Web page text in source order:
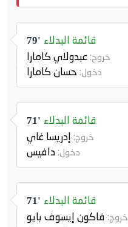
79' قائمة البدلاء
خروج:عبدولاي كامارا
دخول: حسان كامارا
71' قائمة البدلاء
خروج: إدريسا غاي
دخول:دافيس
71' قائمة البدلاء
خروج: فاكون إيسوف بايو